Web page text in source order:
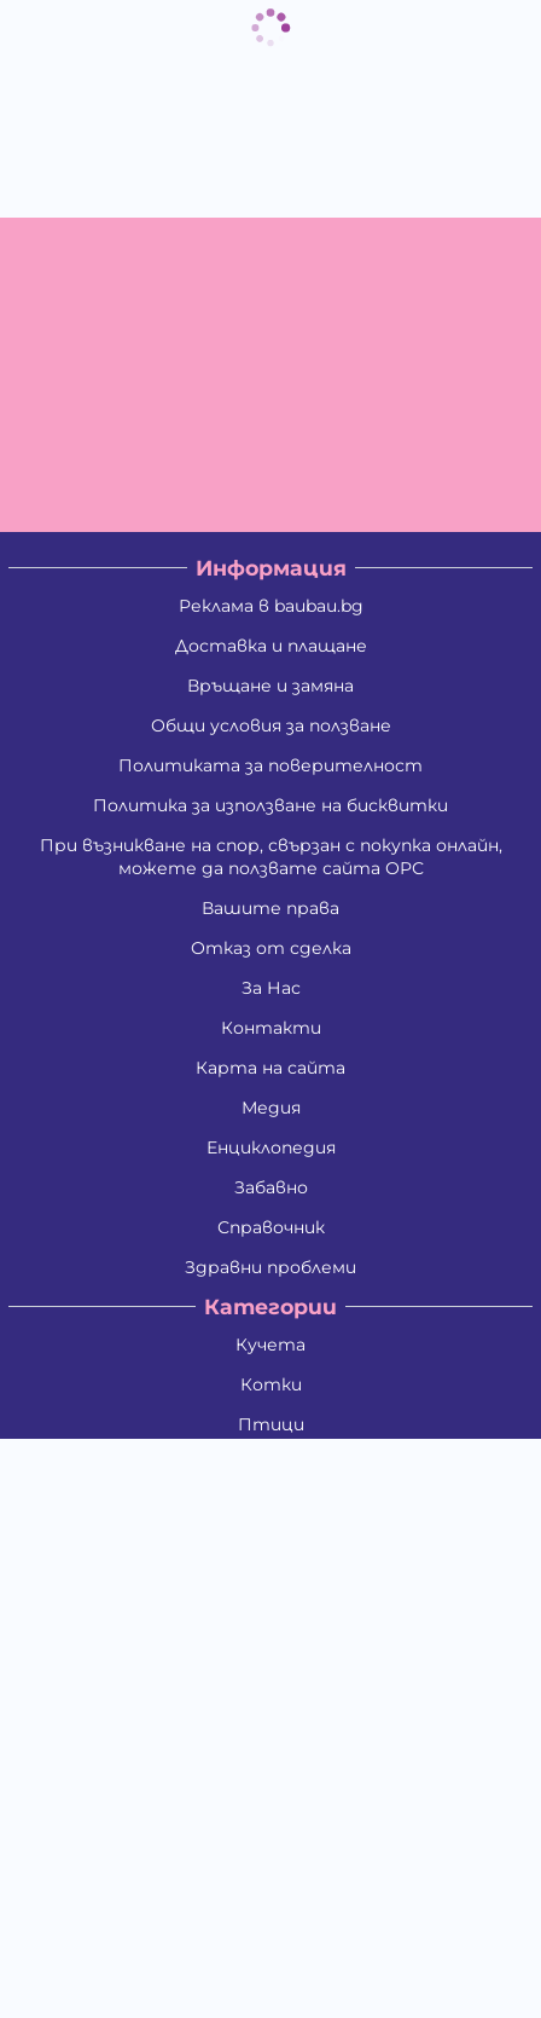
Информация
Реклама в baubau.bg
Доставка и плащане
Връщане и замяна
Общи условия за ползване
Политиката за поверителност
Политика за използване на бисквитки
При възникване на спор, свързан с покупка онлайн,
можете да ползвате сайта ОРС
Вашите права
Отказ от сделка
За Нас
Контакти
Карта на сайта
Медия
Енциклопедия
Забавно
Справочник
Здравни проблеми
Категории
Кучета
Котки
Птици